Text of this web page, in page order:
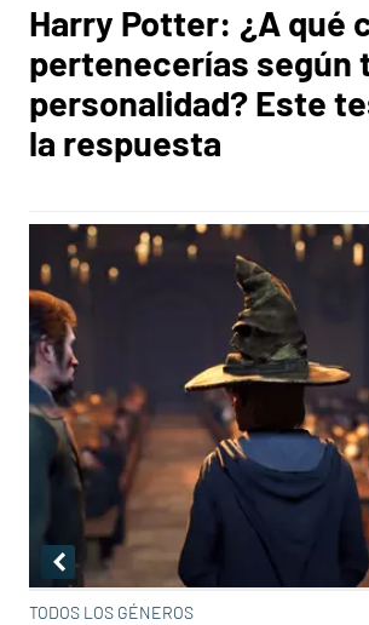
Harry Potter: ¿A qué
pertenecerías según
personalidad? Este
la respuesta
TODOS LOS GÉNEROS